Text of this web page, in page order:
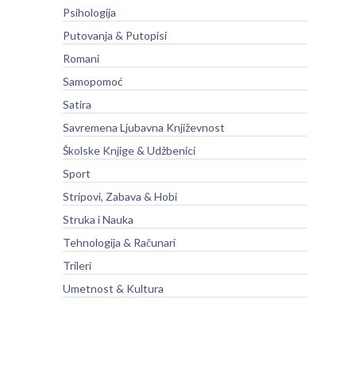
Psihologija
Putovanja & Putopisi
Romani
Samopomoć
Satira
Savremena Ljubavna Književnost
Školske Knjige & Udžbenici
Sport
Stripovi, Zabava & Hobi
Struka i Nauka
Tehnologija & Računari
Trileri
Umetnost & Kultura